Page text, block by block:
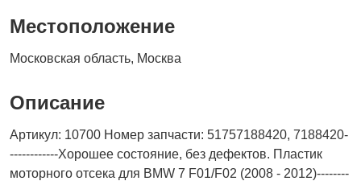
Местоположение
Московская область, Москва
Описание
Артикул: 10700 Номер запчасти: 51757188420, 7188420-
------------Хорошее состояние, без дефектов. Пластик
моторного отсека для BMW 7 F01/F02 (2008 - 2012)--------